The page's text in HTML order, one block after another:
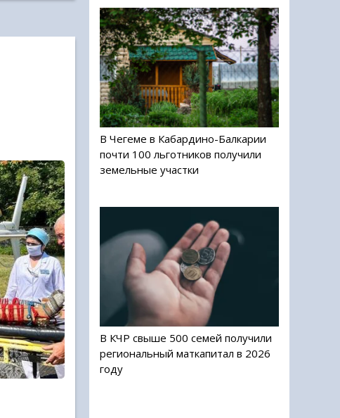
В Чегеме в Кабардино-Балкарии
почти 100 льготников получили
земельные участки
В КЧР свыше 500 семей получили
региональный маткапитал в 2026
году